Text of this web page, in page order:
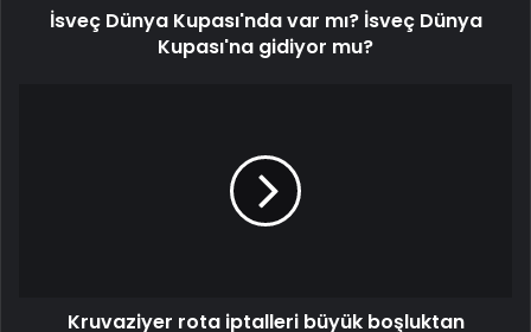
İsveç Dünya Kupası'nda var mı? İsveç Dünya
Kupası'na gidiyor mu?
Kruvaziyer rota iptalleri büyük boşluktan